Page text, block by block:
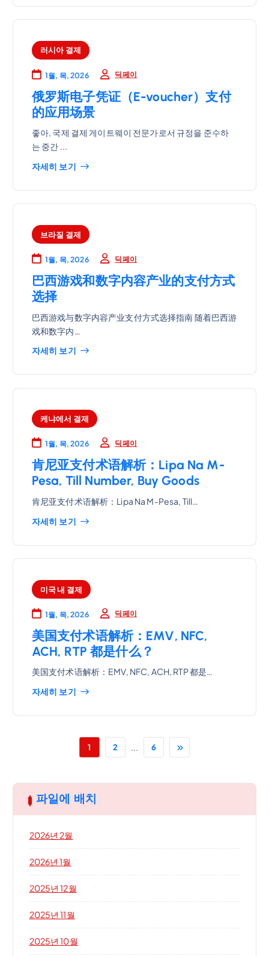
러시아 결제
1월, 목, 2026 딕페이
俄罗斯电子凭证（E-voucher）支付
的应用场景
좋아, 국제 결제 게이트웨이 전문가로서 규정을 준수하
는 중간 ...
자세히 보기
브라질 결제
1월, 목, 2026 딕페이
巴西游戏和数字内容产业的支付方式
选择
巴西游戏与数字内容产业支付方式选择指南 随着巴西游
戏和数字内…
자세히 보기
케냐에서 결제
1월, 목, 2026 딕페이
肯尼亚支付术语解析：Lipa Na M-
Pesa, Till Number, Buy Goods
肯尼亚支付术语解析：Lipa Na M-Pesa, Till…
자세히 보기
미국 내 결제
1월, 목, 2026 딕페이
美国支付术语解析：EMV, NFC,
ACH, RTP 都是什么？
美国支付术语解析：EMV, NFC, ACH, RTP 都是…
자세히 보기
1 2 ... 6
파일에 배치
2026년 2월
2026년 1월
2025년 12월
2025년 11월
2025년 10월